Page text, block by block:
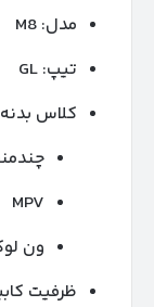
مدل: M8
تیپ: GL
کلاس
MPV
ون
ظرفیت کابین: